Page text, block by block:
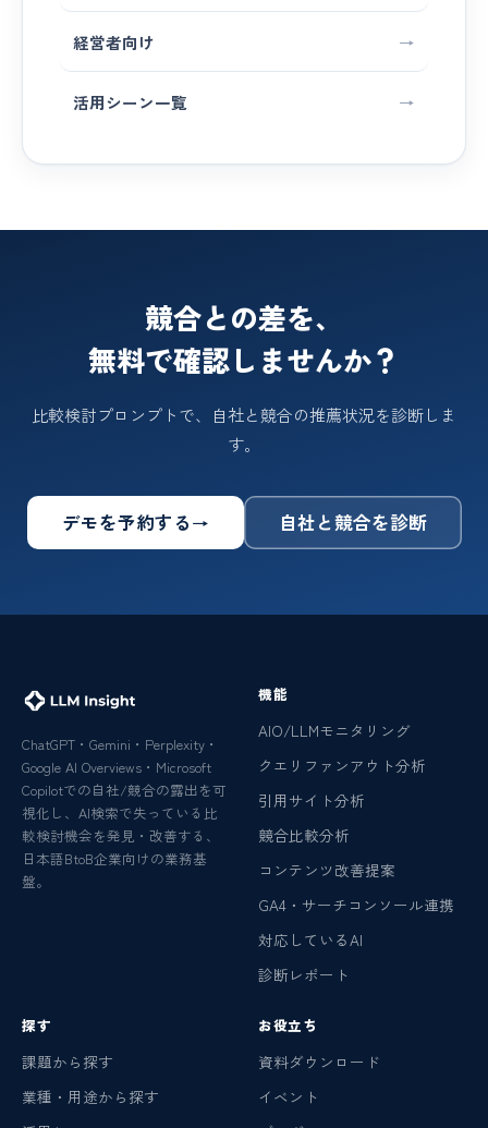
経営者向け →
活用シーン一覧 →
競合との差を、
無料で確認しませんか？
比較検討プロンプトで、自社と競合の推薦状況を診断しま
す。
デモを予約する→ 自社と競合を診断
ChatGPT・Gemini・Perplexity・
Google AI Overviews・Microsoft
Copilotでの自社/競合の露出を可
視化し、AI検索で失っている比
較検討機会を発見・改善する、
日本語BtoB企業向けの業務基
盤。
機能
AIO/LLMモニタリング
クエリファンアウト分析
引用サイト分析
競合比較分析
コンテンツ改善提案
GA4・サーチコンソール連携
対応しているAI
診断レポート
探す
課題から探す
業種・用途から探す
お役立ち
資料ダウンロード
イベント